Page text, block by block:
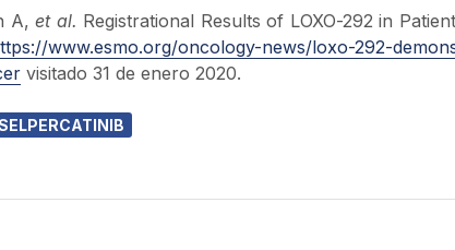
A,et al. Registrational Results of LOXO-292 in
www.esmo.org/oncology-news/loxo-292-
visitado 31 de enero 2020.